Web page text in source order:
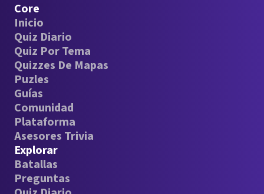
Core
Inicio
Quiz Diario
Quiz Por Tema
Quizzes De Mapas
Puzles
Guías
Comunidad
Plataforma
Asesores Trivia
Explorar
Batallas
Preguntas